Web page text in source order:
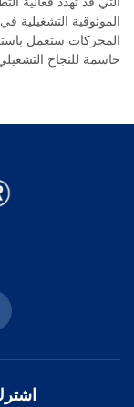
الموثوقية التشغيلية
المحركات ستعمل
حاسمة للنجاح